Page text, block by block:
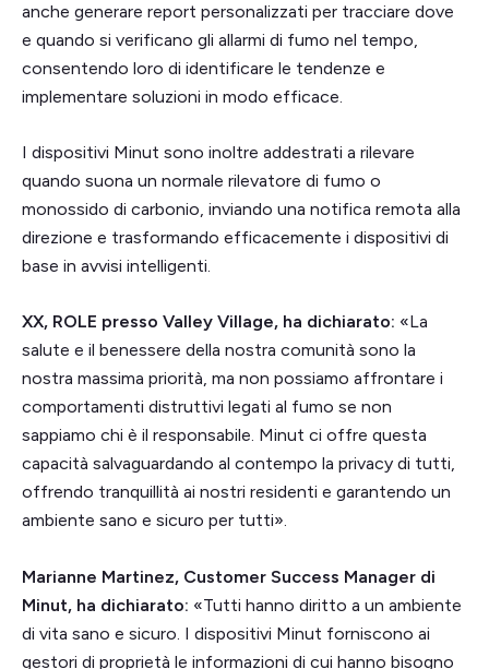
anche generare report personalizzati per tracciare dove
e quando si verificano gli allarmi di fumo nel tempo,
consentendo loro di identificare le tendenze e
implementare soluzioni in modo efficace.
I dispositivi Minut sono inoltre addestrati a rilevare
quando suona un normale rilevatore di fumo o
monossido di carbonio, inviando una notifica remota alla
direzione e trasformando efficacemente i dispositivi di
base in avvisi intelligenti.
XX, ROLE presso Valley Village, ha dichiarato: «La
salute e il benessere della nostra comunità sono la
nostra massima priorità, ma non possiamo affrontare i
comportamenti distruttivi legati al fumo se non
sappiamo chi è il responsabile. Minut ci offre questa
capacità salvaguardando al contempo la privacy di tutti,
offrendo tranquillità ai nostri residenti e garantendo un
ambiente sano e sicuro per tutti».
Marianne Martinez, Customer Success Manager di
Minut, ha dichiarato: «Tutti hanno diritto a un ambiente
di vita sano e sicuro. I dispositivi Minut forniscono ai
gestori di proprietà le informazioni di cui hanno bisogno